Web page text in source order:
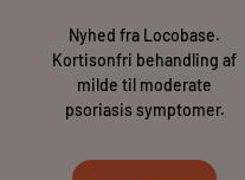
Nyhed fra Locobase.
Kortisonfri behandling af
milde til moderate
psoriasis symptomer.